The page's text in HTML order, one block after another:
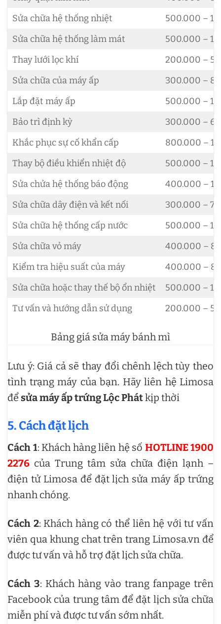
Sửa chữa hệ thống nhiệt
500.000 –
Sửa chữa hệ thống làm mát
500.000 –
Thay lưới lọc khí
200.000 –
Sửa chữa của máy ấp
300.000 –
Lắp đặt máy ấp
500.000 –
Bảo trì định kỳ
300.000 –
Khắc phục sự cố khẩn cấp
800.000 –
Thay bộ điều khiển nhiệt độ
500.000 –
Sửa chửa hệ thống báo động
400.000 –
Sửa chữa dây điện và kết nối
300.000 –
Sửa chữa hệ thống cấp nước
500.000 –
Sửa chữa vỏ máy
400.000 –
Kiểm tra hiệu suất của máy
400.000 –
Sửa chữa hoặc thay thế bộ ổn nhiệt
500.000 –
Tư vấn và hướng dẫn sử dụng
200.000 –
Bảng giá sửa máy bánh mì
Lưu ý: Giá cả sẽ thay đổi chênh lệch tùy theo
tình trạng máy của bạn. Hãy liên hệ Limosa
đểsửa máy ấp trứng Lộc Phátkịp thời
5. Cách đặt lịch
Cách 1: Khách hàng liên hệ số HOTLINE 1900
2276 của Trung tâm sửa chữa điện lạnh –
điện tử Limosa để đặt lịch sửa máy ấp trứng
nhanh chóng.
Cách 2: Khách hàng có thể liên hệ với tư vấn
viên qua khung chat trên trang Limosa.vn để
được tư vấn và hỗ trợ đặt lịch sửa chữa.
Cách 3: Khách hàng vào trang fanpage trên
Facebook của trung tâm để đặt lịch sửa chữa
miễn phí và được tư vấn sớm nhất.